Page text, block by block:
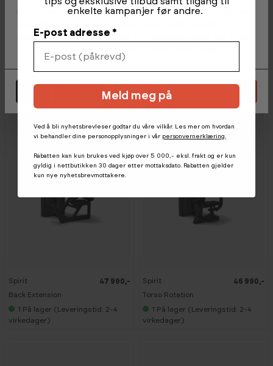
50 990,-
virkedager)
virkedager)
Spirit
Back Extension
47 990,-
1 På lager (Leveringstid: 2-4
virkedager)
Spirit
Torso Rotation
46 990,-
1 På lager (Leveringstid: 2-4
virkedager)
markedsføring. Ved å trykke 'Godta', samtykker du til alle
samtykker til ved å klikke på avmerkingsboksen ved siden
Godta alle informasjonskapsler
enkelte kampanjer før andre.
E-post adresse *
Meld meg på
Ved å bli nyhetsbrevleser godtar du våre vilkår. Les mer om hvordan
vi behandler dine personopplysninger i vår personvernerklæring.
Rabatten kan kun brukes ved kjøp over 5 000,- eksl. frakt og er kun
gyldig i nettbutikken 30 dager etter mottaksdato. Rabatten gjelder
kun nye nyhetsbrevmottakere.